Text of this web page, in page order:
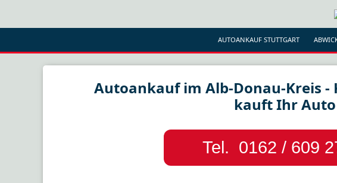
AUTOANKAUF STUTTGART
Autoankauf im Alb-Donau-Kreis -
kauft Ihr Auto
Tel. 0162 / 609